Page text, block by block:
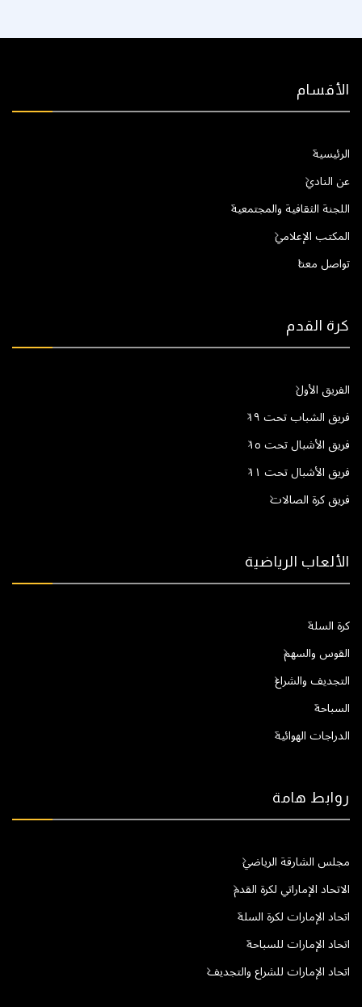
الأقسام
الرئيسية
عن النادي
اللجنة الثقافية والمجتمعية
المكتب الإعلامي
تواصل معنا
كرة القدم
الفريق الأول
فريق الشباب تحت ١٩
فريق الأشبال تحت ١٥
فريق الأشبال تحت ١١
فريق كرة الصالات
الألعاب الرياضية
كرة السلة
القوس والسهم
التجديف والشراع
السباحة
الدراجات الهوائية
روابط هامة
مجلس الشارقة الرياضي
الاتحاد الإماراتي لكرة القدم
اتحاد الإمارات لكرة السلة
اتحاد الإمارات للسباحة
اتحاد الإمارات للشراع والتجديف